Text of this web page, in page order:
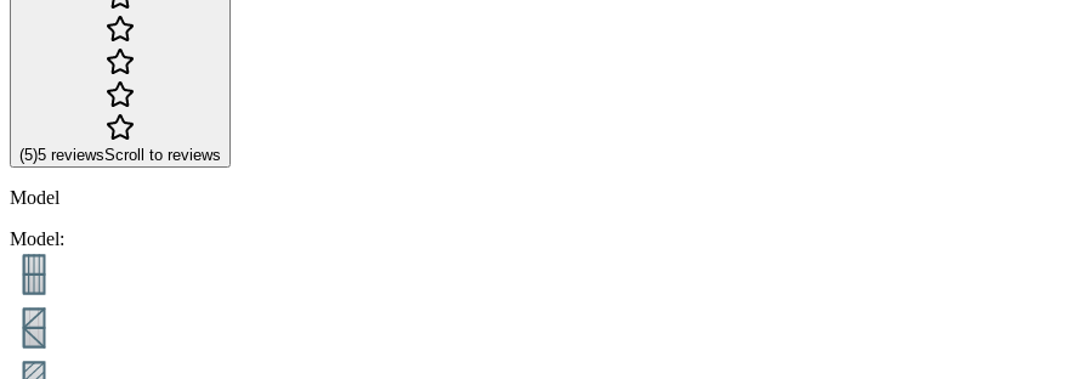
(5)5 reviewsScroll to reviews
Model
Model: